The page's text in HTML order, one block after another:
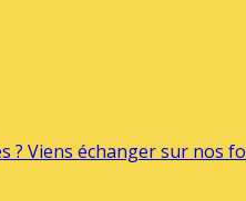
? Viens échanger sur nos